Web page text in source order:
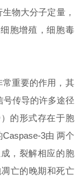
物大分子定量，
胞增殖，细胞毒
重要的作用，其
传导的许多途径
的形式存在于胞
3由 两个
，裂解相应的胞
亡的晚期和死亡